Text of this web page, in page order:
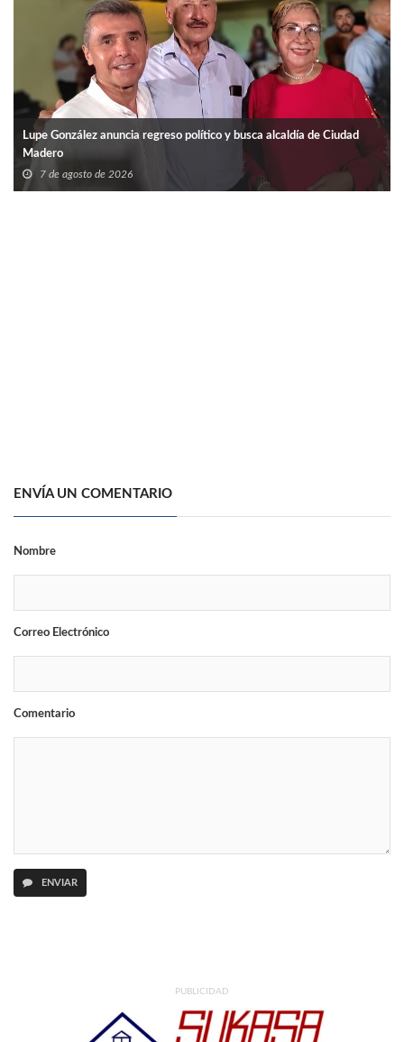
Lupe González anuncia regreso político y busca alcaldía de Ciudad
Madero
7 de agosto de 2026
ENVÍA UN COMENTARIO
Nombre
Correo Electrónico
Comentario
ENVIAR
PUBLICIDAD